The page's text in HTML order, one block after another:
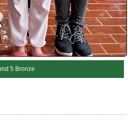
5 Bronze